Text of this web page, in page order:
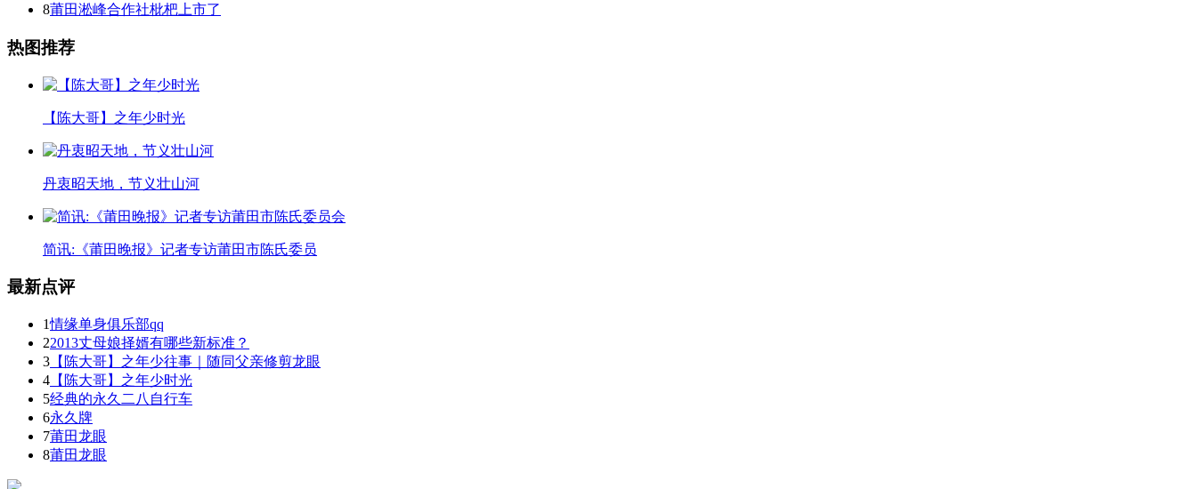
8莆田淞峰合作社枇杷上市了
热图推荐
【陈大哥】之年少时光
丹衷昭天地，节义壮山河
简讯:《莆田晚报》记者专访莆田市陈氏委员
最新点评
1情缘单身俱乐部qq
22013丈母娘择婿有哪些新标准？
3 【陈大哥】之年少往事｜随同父亲修剪龙眼
4 【陈大哥】之年少时光
5经典的永久二八自行车
6永久牌
7莆田龙眼
8莆田龙眼